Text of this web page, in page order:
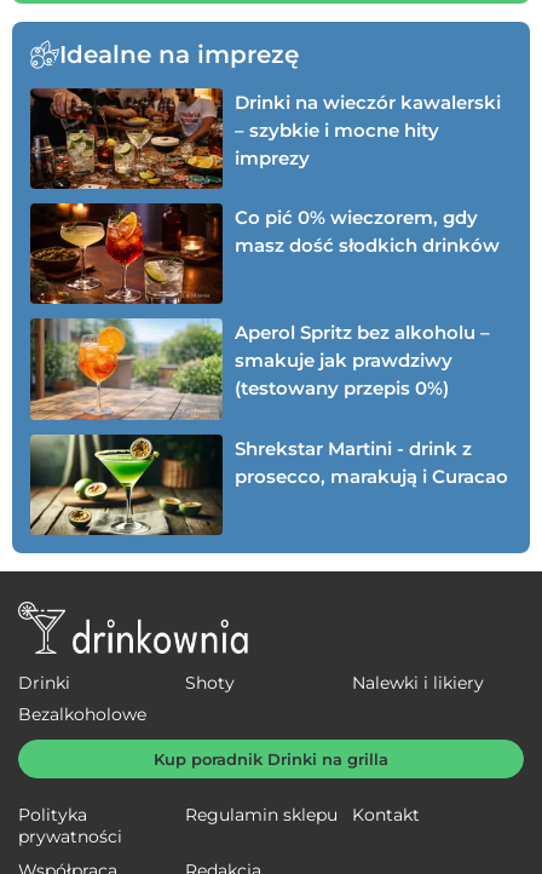
Idealne na imprezę
Drinki na wieczór kawalerski
– szybkie i mocne hity
imprezy
Co pić 0% wieczorem, gdy
masz dość słodkich drinków
Aperol Spritz bez alkoholu –
smakuje jak prawdziwy
(testowany przepis 0%)
Shrekstar Martini - drink z
prosecco, marakują i Curacao
Drinki Shoty
Nalewki i likiery
Bezalkoholowe
Kup poradnik Drinki na grilla
Polityka
prywatności
Regulamin sklepu Kontakt